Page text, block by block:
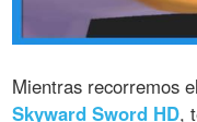
Mientras recorremos
Skyward Sword HD,